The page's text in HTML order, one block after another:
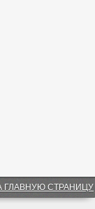
ГЛАВНУЮ СТРАНИЦУ